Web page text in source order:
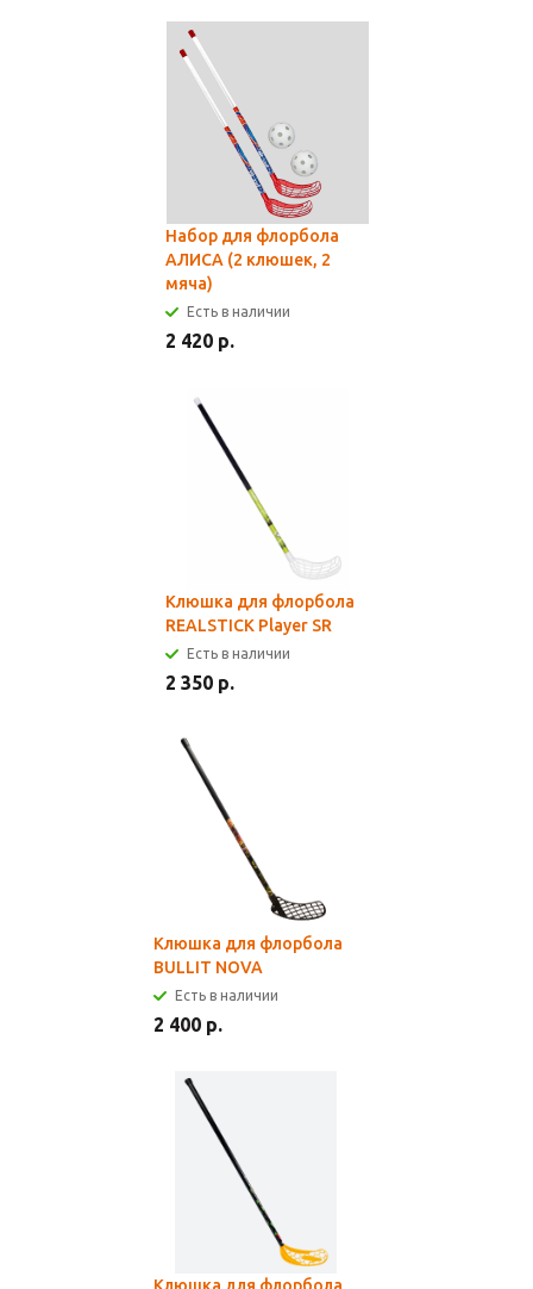
Набор для флорбола
АЛИСА (2 клюшек, 2
мяча)
Есть в наличии
2 420 р.
Клюшка для флорбола
REALSTICK Player SR
Есть в наличии
2 350 р.
Клюшка для флорбола
BULLIT NOVA
Есть в наличии
2 400 р.